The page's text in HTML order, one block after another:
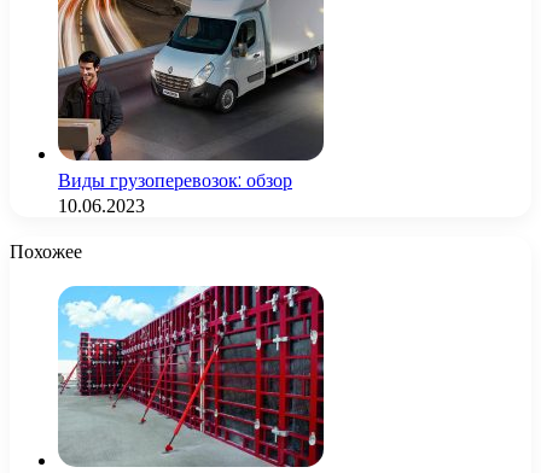
Виды грузоперевозок: обзор
10.06.2023
Похожее